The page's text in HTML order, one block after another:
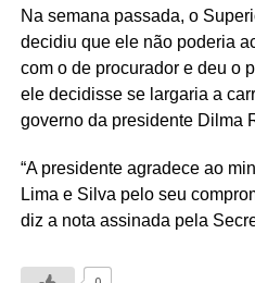
Na semana passada, o
decidiu que ele não poderia
com o de procurador e deu o
ele decidisse se largaria a
governo da presidente Dilma
“A presidente agradece ao
Lima e Silva pelo seu
diz a nota assinada pela